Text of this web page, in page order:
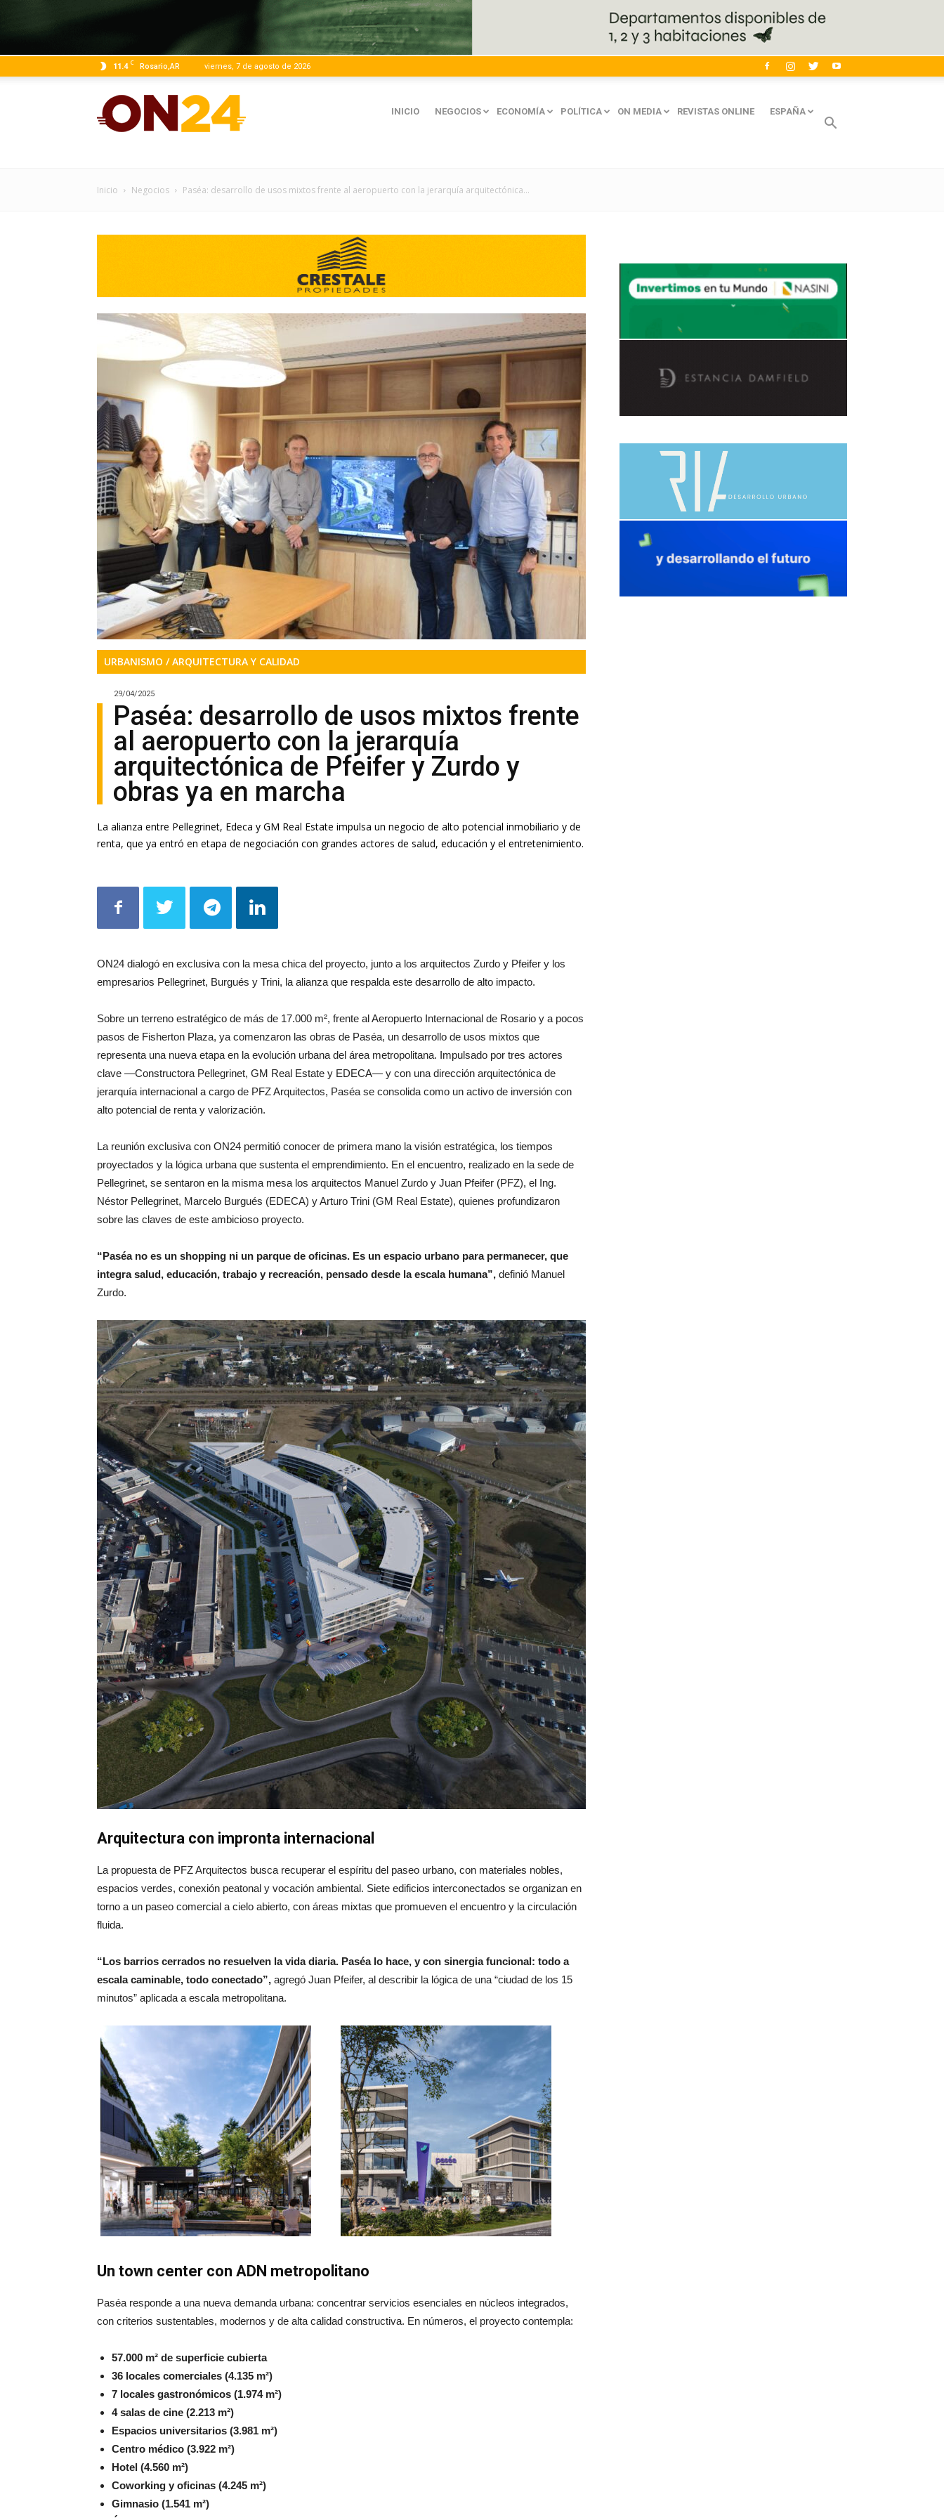
11.4 C Rosario,AR viernes, 7 de agosto de 2026
|
Información
Periodismo
en
serio
INICIO NEGOCIOS ECONOMÍA POLÍTICA ON MEDIA REVISTAS ONLINE ESPAÑA
Inicio Negocios Paséa: desarrollo de usos mixtos frente al aeropuerto con la jerarquía arquitectónica...
URBANISMO / ARQUITECTURA Y CALIDAD
29/04/2025
Paséa: desarrollo de usos mixtos frente
al aeropuerto con la jerarquía
arquitectónica de Pfeifer y Zurdo y
obras ya en marcha
La alianza entre Pellegrinet, Edeca y GM Real Estate impulsa un negocio de alto potencial inmobiliario y de
renta, que ya entró en etapa de negociación con grandes actores de salud, educación y el entretenimiento.
ON24 dialogó en exclusiva con la mesa chica del proyecto, junto a los arquitectos Zurdo y Pfeifer y los
empresarios Pellegrinet, Burgués y Trini, la alianza que respalda este desarrollo de alto impacto.
Sobre un terreno estratégico de más de 17.000 m², frente al Aeropuerto Internacional de Rosario y a pocos
pasos de Fisherton Plaza, ya comenzaron las obras de Paséa, un desarrollo de usos mixtos que
representa una nueva etapa en la evolución urbana del área metropolitana. Impulsado por tres actores
clave —Constructora Pellegrinet, GM Real Estate y EDECA— y con una dirección arquitectónica de
jerarquía internacional a cargo de PFZ Arquitectos, Paséa se consolida como un activo de inversión con
alto potencial de renta y valorización.
La reunión exclusiva con ON24 permitió conocer de primera mano la visión estratégica, los tiempos
proyectados y la lógica urbana que sustenta el emprendimiento. En el encuentro, realizado en la sede de
Pellegrinet, se sentaron en la misma mesa los arquitectos Manuel Zurdo y Juan Pfeifer (PFZ), el Ing.
Néstor Pellegrinet, Marcelo Burgués (EDECA) y Arturo Trini (GM Real Estate), quienes profundizaron
sobre las claves de este ambicioso proyecto.
“Paséa no es un shopping ni un parque de oficinas. Es un espacio urbano para permanecer, que
integra salud, educación, trabajo y recreación, pensado desde la escala humana”, definió Manuel
Zurdo.
Arquitectura con impronta internacional
La propuesta de PFZ Arquitectos busca recuperar el espíritu del paseo urbano, con materiales nobles,
espacios verdes, conexión peatonal y vocación ambiental. Siete edificios interconectados se organizan en
torno a un paseo comercial a cielo abierto, con áreas mixtas que promueven el encuentro y la circulación
fluida.
“Los barrios cerrados no resuelven la vida diaria. Paséa lo hace, y con sinergia funcional: todo a
escala caminable, todo conectado”, agregó Juan Pfeifer, al describir la lógica de una “ciudad de los 15
minutos” aplicada a escala metropolitana.
Un town center con ADN metropolitano
Paséa responde a una nueva demanda urbana: concentrar servicios esenciales en núcleos integrados,
con criterios sustentables, modernos y de alta calidad constructiva. En números, el proyecto contempla:
57.000 m² de superficie cubierta
36 locales comerciales (4.135 m²)
7 locales gastronómicos (1.974 m²)
4 salas de cine (2.213 m²)
Espacios universitarios (3.981 m²)
Centro médico (3.922 m²)
Hotel (4.560 m²)
Coworking y oficinas (4.245 m²)
Gimnasio (1.541 m²)